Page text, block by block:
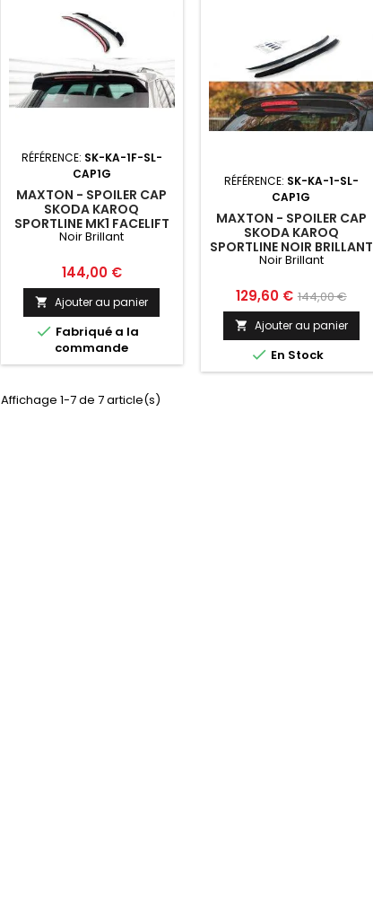
RÉFÉRENCE: SK-KA-1F-SL-
CAP1G
MAXTON - SPOILER CAP
SKODA KAROQ
SPORTLINE MK1 FACELIFT
NOIR BRILLANT
Noir Brillant
Prix
144,00 €
 Ajouter au panier
 Fabriqué a la
commande
RÉFÉRENCE: SK-KA-1-SL-
CAP1G
MAXTON - SPOILER CAP
SKODA KAROQ
SPORTLINE NOIR BRILLANT
Noir Brillant
Prix
129,60 € Prix
base
144,00 €
 Ajouter au panier
 En Stock
Affichage 1-7 de 7 article(s)